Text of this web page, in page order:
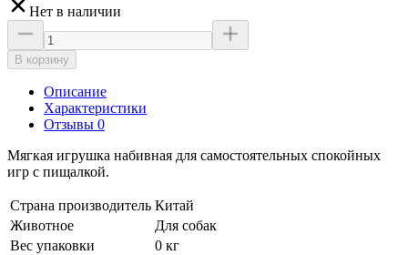
Нет в наличии
В корзину
Описание
Характеристики
Отзывы 0
Мягкая игрушка набивная для самостоятельных спокойных
игр с пищалкой.
Страна производитель Китай
Животное
Для собак
Вес упаковки
0 кг